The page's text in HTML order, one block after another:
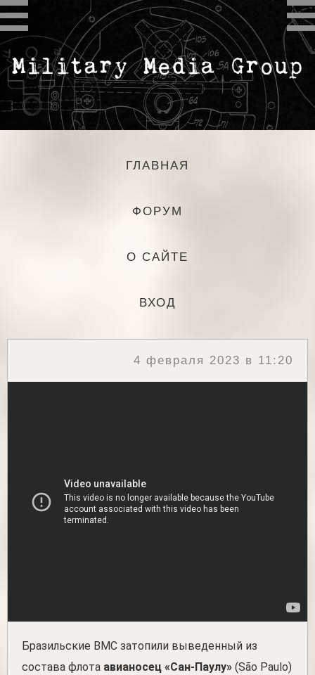
ГЛАВНАЯ
ФОРУМ
О САЙТЕ
ВХОД
4 февраля 2023 в 11:20
Бразильские ВМС затопили выведенный из
состава флота авианосец «Сан-Паулу» (São Paulo)